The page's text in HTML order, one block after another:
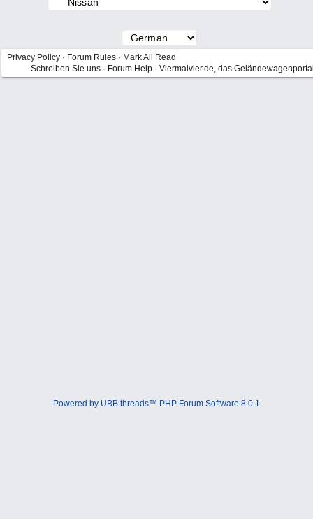
Privacy Policy · Forum Rules · Mark All Read
Schreiben Sie uns · Forum Help · Viermalvier.de, das
Powered by UBB.threads™ PHP Forum Software 8.0.1